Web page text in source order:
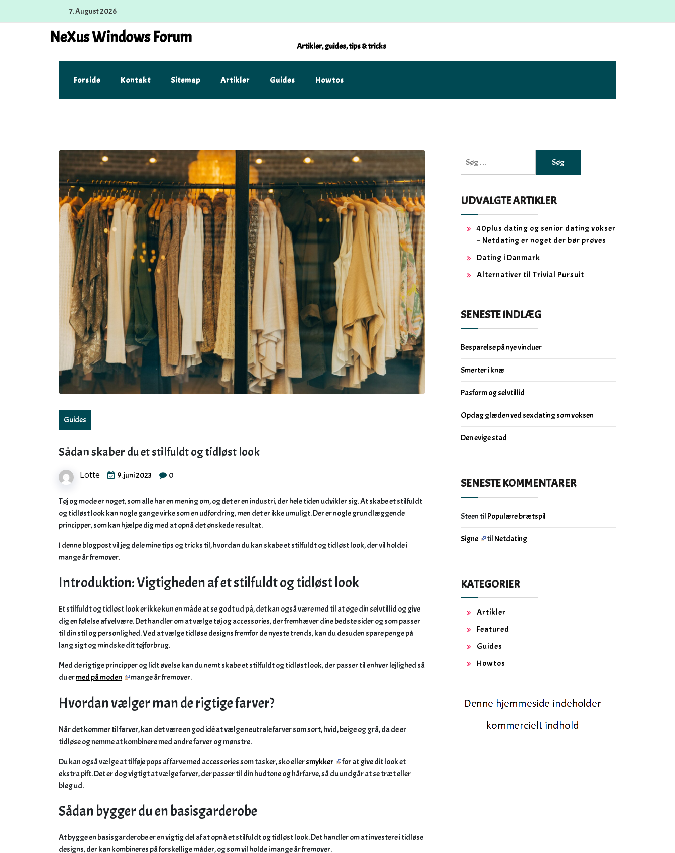
7. August 2026
NeXus Windows Forum Artikler, guides, tips & tricks
Forside Kontakt Sitemap Artikler Guides Howtos
Guides
Sådan skaber du et stilfuldt og tidløst look
Lotte 9. juni 2023 0
Tøj og mode er noget, som alle har en mening om, og det er en industri, der hele tiden udvikler sig. At skabe et stilfuldt
og tidløst look kan nogle gange virke som en udfordring, men det er ikke umuligt. Der er nogle grundlæggende
principper, som kan hjælpe dig med at opnå det ønskede resultat.
I denne blogpost vil jeg dele mine tips og tricks til, hvordan du kan skabe et stilfuldt og tidløst look, der vil holde i
mange år fremover.
Introduktion: Vigtigheden af et stilfuldt og tidløst look
Et stilfuldt og tidløst look er ikke kun en måde at se godt ud på, det kan også være med til at øge din selvtillid og give
dig en følelse af velvære. Det handler om at vælge tøj og accessories, der fremhæver dine bedste sider og som passer
til din stil og personlighed. Ved at vælge tidløse designs fremfor de nyeste trends, kan du desuden spare penge på
lang sigt og mindske dit tøjforbrug.
Med de rigtige principper og lidt øvelse kan du nemt skabe et stilfuldt og tidløst look, der passer til enhver lejlighed så
du ermed på moden mange år fremover.
Hvordan vælger man de rigtige farver?
Når det kommer til farver, kan det være en god idé at vælge neutrale farver som sort, hvid, beige og grå, da de er
tidløse og nemme at kombinere med andre farver og mønstre.
Du kan også vælge at tilføje pops af farve med accessories som tasker, sko ellersmykker
for at give dit look et
ekstra pift. Det er dog vigtigt at vælge farver, der passer til din hudtone og hårfarve, så du undgår at se træt eller
bleg ud.
Sådan bygger du en basisgarderobe
At bygge en basisgarderobe er en vigtig del af at opnå et stilfuldt og tidløst look. Det handler om at investere i tidløse
designs, der kan kombineres på forskellige måder, og som vil holde i mange år fremover.
efter:
UDVALGTE ARTIKLER
40plus dating og senior dating vokser
– Netdating er noget der bør prøves
Dating i Danmark
Alternativer til Trivial Pursuit
SENESTE INDLÆG
Besparelse på nye vinduer
Smerter i knæ
Pasform og selvtillid
Opdag glæden ved sexdating som voksen
Den evige stad
SENESTE KOMMENTARER
Steen til Populære brætspil
Signe til Netdating
KATEGORIER
Artikler
Featured
Guides
Howtos